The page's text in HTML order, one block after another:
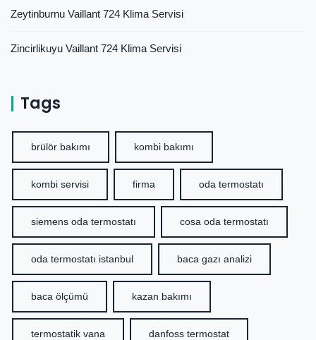
Zeytinburnu Vaillant 724 Klima Servisi
Zincirlikuyu Vaillant 724 Klima Servisi
Tags
brülör bakımı kombi bakımı
kombi servisi firma oda termostatı
siemens oda termostatı cosa oda termostatı
oda termostatı istanbul baca gazı analizi
baca ölçümü kazan bakımı
termostatik vana danfoss termostat